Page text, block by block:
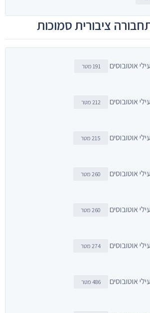
ציבורית סמוכות
191 מטר
212 מטר
215 מטר
260 מטר
260 מטר
274 מטר
486 מטר